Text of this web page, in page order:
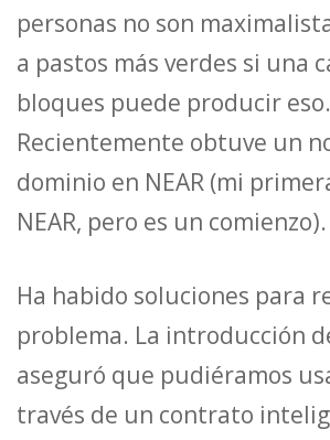
personas no son
a pastos más verdes si una
bloques puede producir eso.
Recientemente obtuve un
dominio en NEAR (mi
NEAR, pero es un comienzo).
Ha habido soluciones para
problema. La introducción
aseguró que pudiéramos
través de un contrato